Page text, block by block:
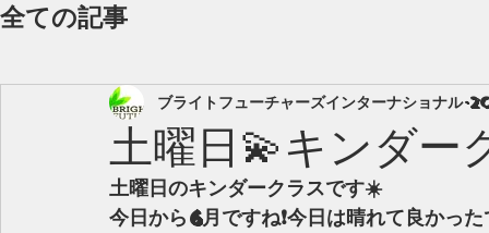
全ての記事
土曜日💫キンダー
ブライトフューチャーズインターナショナル
土曜日のキンダークラスです☀️
今日から6月ですね❗️今日は晴れて良かっ